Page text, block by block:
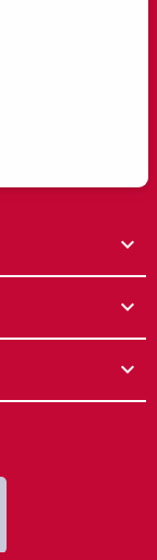
expand_more
expand_more
expand_more